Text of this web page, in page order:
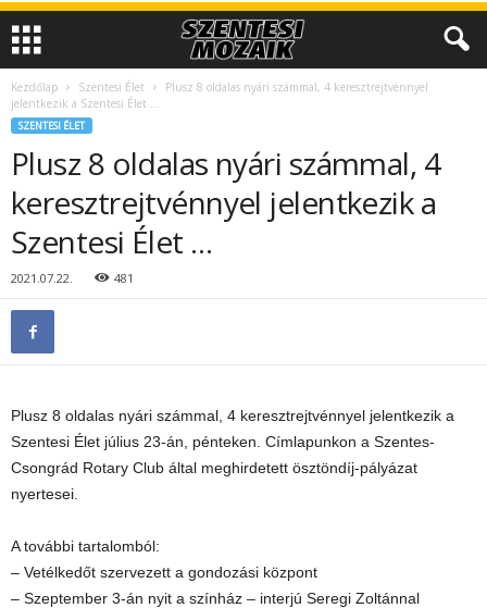
Kezdőlap Szentesi Élet
Plusz 8 oldalas nyári számmal, 4 keresztrejtvénnyel
jelentkezik a Szentesi Élet …
SZENTESI ÉLET
Plusz 8 oldalas nyári számmal, 4
keresztrejtvénnyel jelentkezik a
Szentesi Élet …
2021.07.22. 481
Plusz 8 oldalas nyári számmal, 4 keresztrejtvénnyel jelentkezik a
Szentesi Élet július 23-án, pénteken. Címlapunkon a Szentes-
Csongrád Rotary Club által meghirdetett ösztöndíj-pályázat
nyertesei.
A további tartalomból:
– Vetélkedőt szervezett a gondozási központ
– Szeptember 3-án nyit a színház – interjú Seregi Zoltánnal